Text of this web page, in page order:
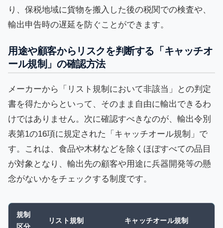
り、保税地域に貨物を搬入した後の税関での検査や、
輸出申告時の遅延を防ぐことができます。
用途や顧客からリスクを判断する「キャッチオ
ール規制」の確認方法
メーカーから「リスト規制において非該当」との判定
書を得たからといって、そのまま自由に輸出できるわ
けではありません。次に確認すべきなのが、輸出令別
表第1の16項に規定された「キャッチオール規制」で
す。これは、食品や木材などを除くほぼすべての品目
が対象となり、輸出先の顧客や用途に兵器開発等の懸
念がないかをチェックする制度です。
規制
リスト規制 キャッチオール規制